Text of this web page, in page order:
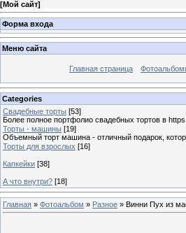
[Мой сайт]
Форма входа
Меню сайта
Главная страница
Categories
Свадебные торты [53]
Более полное портфолио свадебных тортов в
Торты - машины [19]
Объемный торт машина - отличный подарок,
Торты для взрослых [16]
Капкейки [38]
А что внутри? [18]
Главная » Фотоальбом » Разное » Винни Пух из